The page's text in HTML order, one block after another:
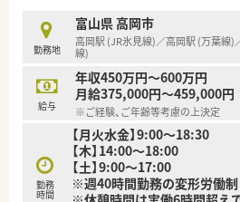
就業を希望される方を広く歓迎して
【法人特徴について】
■東証プライムに上場しているグ
心に北陸や関西へも出店を拡大中で
■全体で491店舗を展開し、健康と
るドラッグストアや薬局を目指して
■調剤業務の割合が非常に高く雑
門性を活かして働くことができる環
勤務地
富山県 高岡市
高岡駅 (JR氷見線)／高岡駅 (万葉線
線)
給与
年収450万円～600万円
月給375,000円～459,000円
※ご経験、ご年齢等考慮の上決定
勤務
時間
【月火水金】9:00～18:30
【木】14:00～18:00
【土】9:00～17:00
※週40時間勤務の変形労働制